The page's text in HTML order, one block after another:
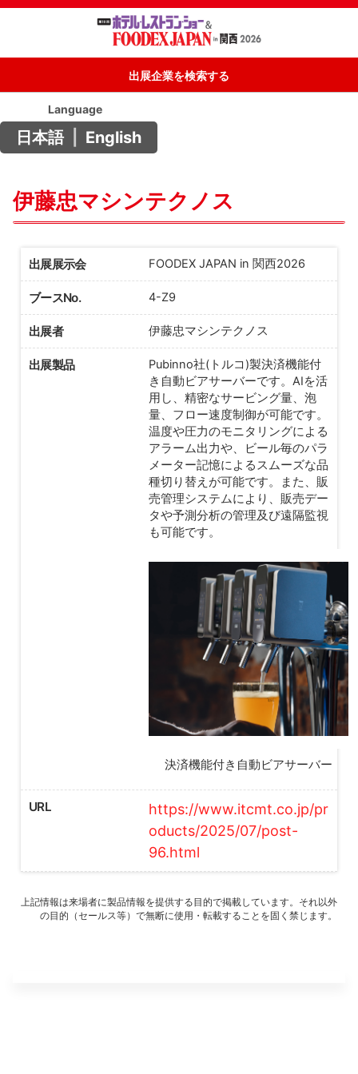
出展企業を検索する
Language
日本語 English
伊藤忠マシンテクノス
出展展示会 FOODEX JAPAN in 関西2026
ブースNo. 4-Z9
出展者 伊藤忠マシンテクノス
出展製品
Pubinno社(トルコ)製決済機能付
き自動ビアサーバーです。AIを活
用し、精密なサービング量、泡
量、フロー速度制御が可能です。
温度や圧力のモニタリングによる
アラーム出力や、ビール毎のパラ
メーター記憶によるスムーズな品
種切り替えが可能です。また、販
売管理システムにより、販売デー
タや予測分析の管理及び遠隔監視
も可能です。
決済機能付き自動ビアサーバー
URL
https://www.itcmt.co.jp/pr
oducts/2025/07/post-
96.html
上記情報は来場者に製品情報を提供する目的で掲載しています。それ以外
の目的（セールス等）で無断に使用・転載することを固く禁じます。